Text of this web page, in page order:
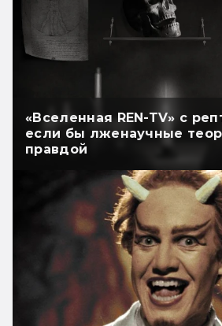
«Вселенная REN-TV» с
если бы лженаучные
правдой